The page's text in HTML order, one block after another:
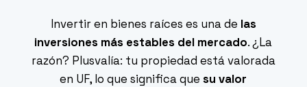
Invertir en bienes raíces es una de las
inversiones más estables del mercado. ¿La
razón? Plusvalía: tu propiedad está valorada
en UF, lo que significa quesu valor